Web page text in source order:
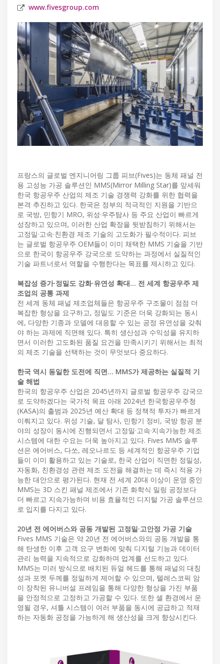
www.fivesgroup.com
프랑스의 글로벌 엔지니어링 그룹 피브(Fives)는 동체 패널 전
용 고성능 가공 솔루션인 MMS(Mirror Milling Star)를 앞세워
한국 항공우주 산업의 제조 기술 경쟁력 강화를 위한 협력을
본격 추진하고 있다. 한국은 정부의 적극적인 지원을 기반으
로 국방, 민항기 MRO, 위성·우주탐사 등 주요 산업이 빠르게
성장하고 있으며, 이러한 산업 확장을 뒷받침하기 위해서는
고정밀·고속·친환경 제조 기술의 고도화가 필수적이다. 피브
는 글로벌 항공우주 OEM들이 이미 채택한 MMS 기술을 기반
으로 한국이 항공우주 강국으로 도약하는 과정에서 실질적인
기술 파트너로서 역할을 수행한다는 목표를 제시하고 있다.
복잡성 증가·정밀도 강화·유연성 확대… 전 세계 항공우주 제
조업의 공통 과제
전 세계 동체 패널 제조업체들은 항공우주 구조물이 점점 더
복잡한 형상을 요구하고, 정밀도 기준은 더욱 강화되는 동시
에, 다양한 기종과 모델에 대응할 수 있는 공정 유연성을 갖춰
야 하는 과제에 직면해 있다. 특히 생산성과 수익성을 유지하
면서 이러한 고도화된 품질 요건을 만족시키기 위해서는 최적
의 제조 기술을 선택하는 것이 무엇보다 중요하다.
한국 역시 동일한 도전에 직면… MMS가 제공하는 실질적 기
술 해법
한국의 항공우주 산업은 2045년까지 글로벌 항공우주 강국으
로 도약하겠다는 국가적 목표 아래 2024년 한국항공우주청
(KASA)의 출범과 2025년 예산 확대 등 정책적 투자가 빠르게
이뤄지고 있다. 위성 기술, 달 탐사, 민항기 정비, 국방 항공 분
야의 성장이 동시에 진행되면서 고정밀·고속·지속가능한 제조
시스템에 대한 수요는 더욱 높아지고 있다. Fives MMS 솔루
션은 에어버스, 다쏘, 레오나르도 등 세계적인 항공우주 기업
들이 이미 활용하고 있는 기술로, 한국 산업이 직면한 정밀성,
자동화, 친환경성 관련 제조 도전을 해결하는 데 즉시 적용 가
능한 대안으로 평가된다. 현재 전 세계 20대 이상이 운영 중인
MMS는 3D 스킨 패널 제조에서 기존 화학식 밀링 공정보다
더 빠르고 지속가능하며 비용 효율적인 디지털 가공 솔루션으
로 입지를 다지고 있다.
20년 전 에어버스와 공동 개발된 고정밀·고안정 가공 기술
Fives MMS 기술은 약 20년 전 에어버스와의 공동 개발을 통
해 탄생한 이후 고객 요구 변화에 맞춰 디지털 기능과 데이터
관리 능력을 지속적으로 강화하며 업계를 선도하고 있다.
MMS는 미러 방식으로 배치된 듀얼 헤드를 통해 패널의 대칭
성과 포켓 두께를 정밀하게 제어할 수 있으며, 텔레스코픽 암
이 장착된 유니버설 프레임을 통해 다양한 형상을 가진 부품
을 안정적으로 고정하고 가공할 수 있다. 또한 셀 환경에서 운
영될 경우, 셔틀 시스템이 여러 부품을 동시에 공급하고 적재
하는 자동화 공정을 가능하게 해 생산성을 크게 향상시킨다.